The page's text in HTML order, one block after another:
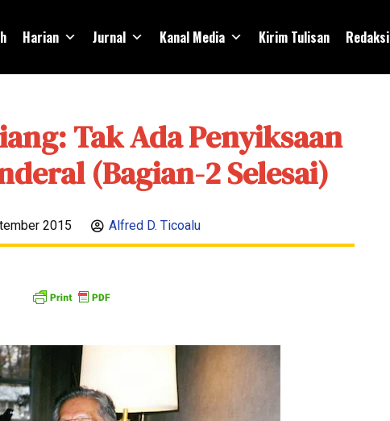
Harian Jurnal Kanal Media Kirim Tulisan Redaksi
Tak Ada Penyiksaan
(Bagian-2 Selesai)
2015 Alfred D. Ticoalu